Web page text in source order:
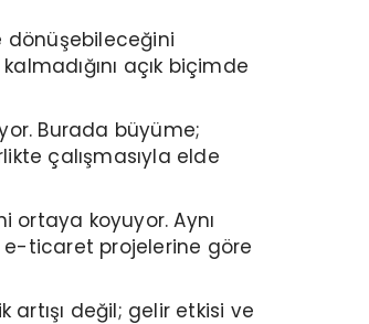
dönüşebileceğini
açık biçimde
Burada büyüme;
çalışmasıyla elde
ortaya koyuyor. Aynı
e-ticaret projelerine göre
artışı değil; gelir etkisi ve